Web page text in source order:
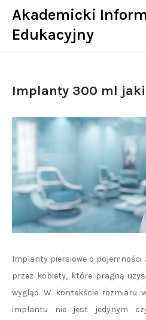
Skip
content
Akademicki
Edukacyjny
Implanty 300 ml
Implanty piersiowe o
przez kobiety, które pragną
wygląd. W kontekście rozmiaru
implantu nie jest jedynym